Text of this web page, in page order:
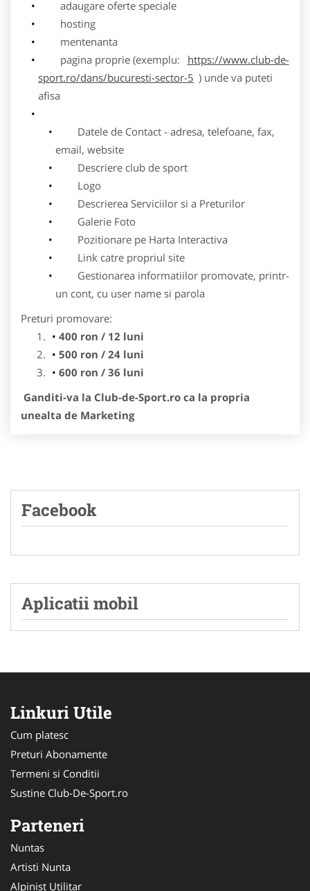
adaugare oferte speciale
hosting
mentenanta
pagina proprie (exemplu:
https://www.club-de-
sport.ro/dans/bucuresti-sector-5 ) unde va puteti
afisa
Datele de Contact - adresa, telefoane, fax,
email, website
Descriere club de sport
Logo
Descrierea Serviciilor si a Preturilor
Galerie Foto
Pozitionare pe Harta Interactiva
Link catre propriul site
Gestionarea informatiilor promovate, printr-
un cont, cu user name si parola
Preturi promovare:
400 ron / 12 luni
500 ron / 24 luni
600 ron / 36 luni
Ganditi-va la Club-de-Sport.ro ca la propria
unealta de Marketing
Facebook
Aplicatii mobil
Linkuri Utile
Cum platesc
Preturi Abonamente
Termeni si Conditii
Sustine Club-De-Sport.ro
Parteneri
Nuntas
Artisti Nunta
Alpinist Utilitar